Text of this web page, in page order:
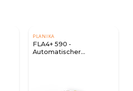
PLANIKA
FLA4+ 590 -
Automatischer